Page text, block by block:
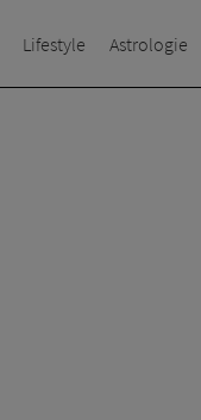
Lifestyle Astrologie